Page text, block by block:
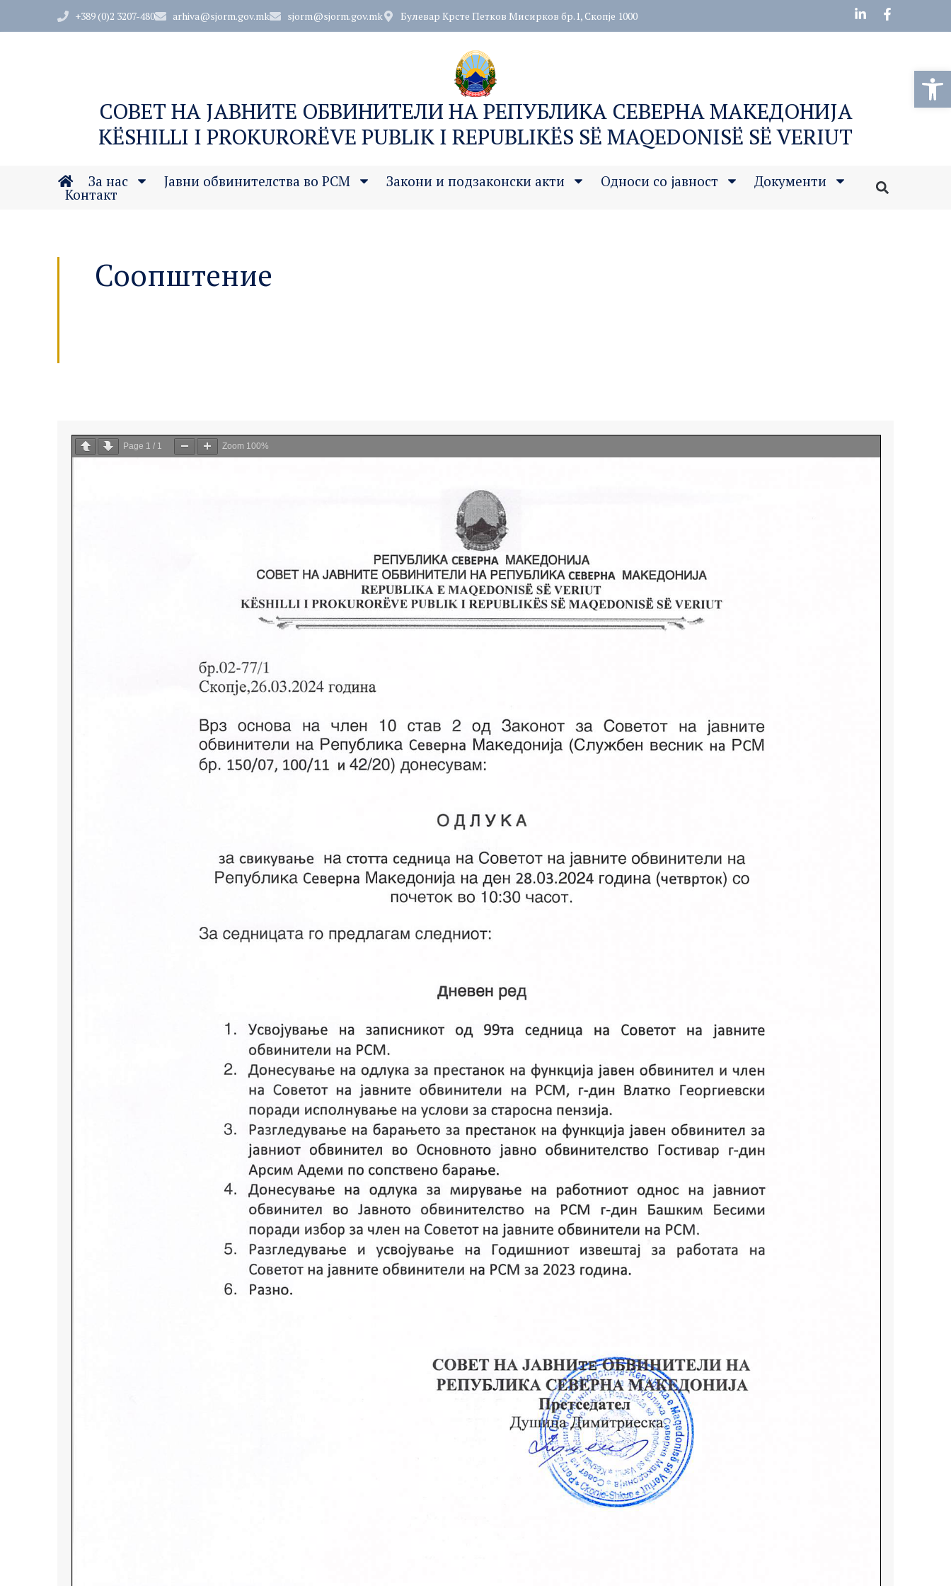
+389 (0)2 3207-480 arhiva@sjorm.gov.mk sjorm@sjorm.gov.mk Булевар Крсте Петков Мисирков бр.1, Скопје 1000
СОВЕТ НА ЈАВНИТЕ ОБВИНИТЕЛИ НА РЕПУБЛИКА СЕВЕРНА МАКЕДОНИЈА
KËSHILLI I PROKURORËVE PUBLIK I REPUBLIKËS SË MAQEDONISË SË VERIUT
За нас Јавни обвинителства во РСМ Закони и подзаконски акти Односи со јавност Документи
Контакт
Соопштение
Page 1 / 1 Zoom 100%